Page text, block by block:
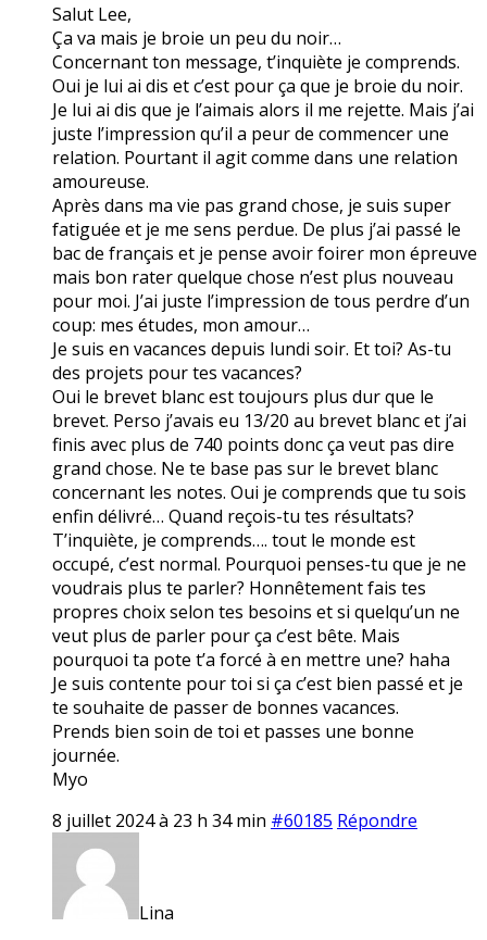
Salut Lee,
Ça va mais je broie un peu du noir…
Concernant ton message, t’inquiète je comprends.
Oui je lui ai dis et c’est pour ça que je broie du noir.
Je lui ai dis que je l’aimais alors il me rejette. Mais j’ai
juste l’impression qu’il a peur de commencer une
relation. Pourtant il agit comme dans une relation
amoureuse.
Après dans ma vie pas grand chose, je suis super
fatiguée et je me sens perdue. De plus j’ai passé le
bac de français et je pense avoir foirer mon épreuve
mais bon rater quelque chose n’est plus nouveau
pour moi. J’ai juste l’impression de tous perdre d’un
coup: mes études, mon amour…
Je suis en vacances depuis lundi soir. Et toi? As-tu
des projets pour tes vacances?
Oui le brevet blanc est toujours plus dur que le
brevet. Perso j’avais eu 13/20 au brevet blanc et j’ai
finis avec plus de 740 points donc ça veut pas dire
grand chose. Ne te base pas sur le brevet blanc
concernant les notes. Oui je comprends que tu sois
enfin délivré… Quand reçois-tu tes résultats?
T’inquiète, je comprends…. tout le monde est
occupé, c’est normal. Pourquoi penses-tu que je ne
voudrais plus te parler? Honnêtement fais tes
propres choix selon tes besoins et si quelqu’un ne
veut plus de parler pour ça c’est bête. Mais
pourquoi ta pote t’a forcé à en mettre une? haha
Je suis contente pour toi si ça c’est bien passé et je
te souhaite de passer de bonnes vacances.
Prends bien soin de toi et passes une bonne
journée.
Myo
8 juillet 2024 à 23 h 34 min #60185 Répondre
Lina